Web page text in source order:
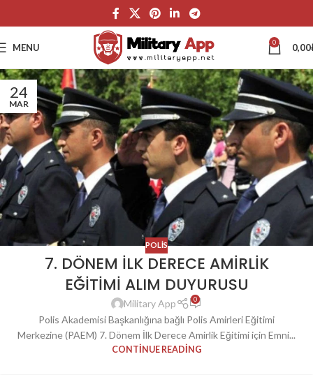
MENU 0 0,00
24
MAR
POLIS
7. DÖNEM İLK DERECE AMİRLİK
EĞİTİMİ ALIM DUYURUSU
Military App 0
Polis Akademisi Başkanlığına bağlı Polis Amirleri Eğitimi
Merkezine (PAEM) 7. Dönem İlk Derece Amirlik Eğitimi için Emni...
CONTINUE READING